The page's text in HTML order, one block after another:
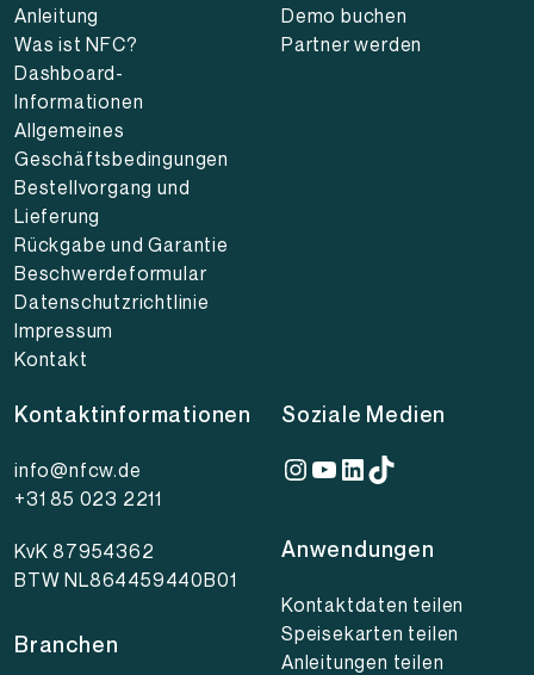
Anleitung
Was ist NFC?
Dashboard-
Informationen
Allgemeines
Geschäftsbedingungen
Bestellvorgang und
Lieferung
Rückgabe und Garantie
Beschwerdeformular
Datenschutzrichtlinie
Impressum
Kontakt
Demo buchen
Partner werden
Kontaktinformationen
info@nfcw.de
+31 85 023 2211
KvK 87954362
BTW NL864459440B01
Branchen
Soziale Medien
Instagram
YouTube
LinkedIn
TikTok
Anwendungen
Kontaktdaten teilen
Speisekarten teilen
Anleitungen teilen